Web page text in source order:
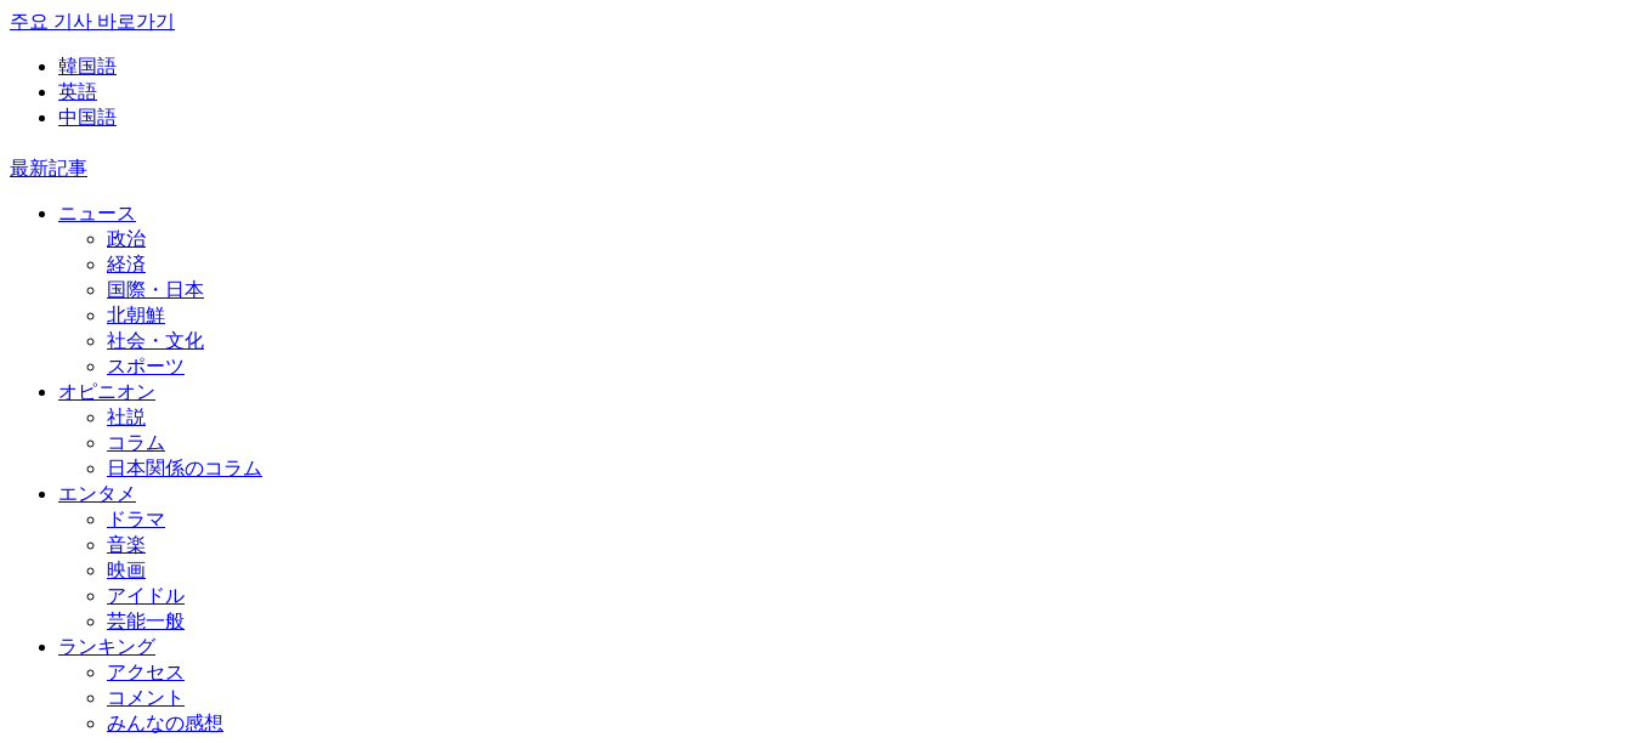
주요 기사 바로가기
韓国語
英語
中国語
最新記事
ニュース
政治
経済
国際・日本
北朝鮮
社会・文化
スポーツ
オピニオン
社説
コラム
日本関係のコラム
エンタメ
ドラマ
音楽
映画
アイドル
芸能一般
ランキング
アクセス
コメント
みんなの感想